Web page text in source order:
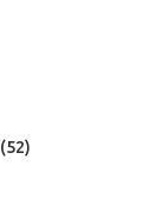
(52)